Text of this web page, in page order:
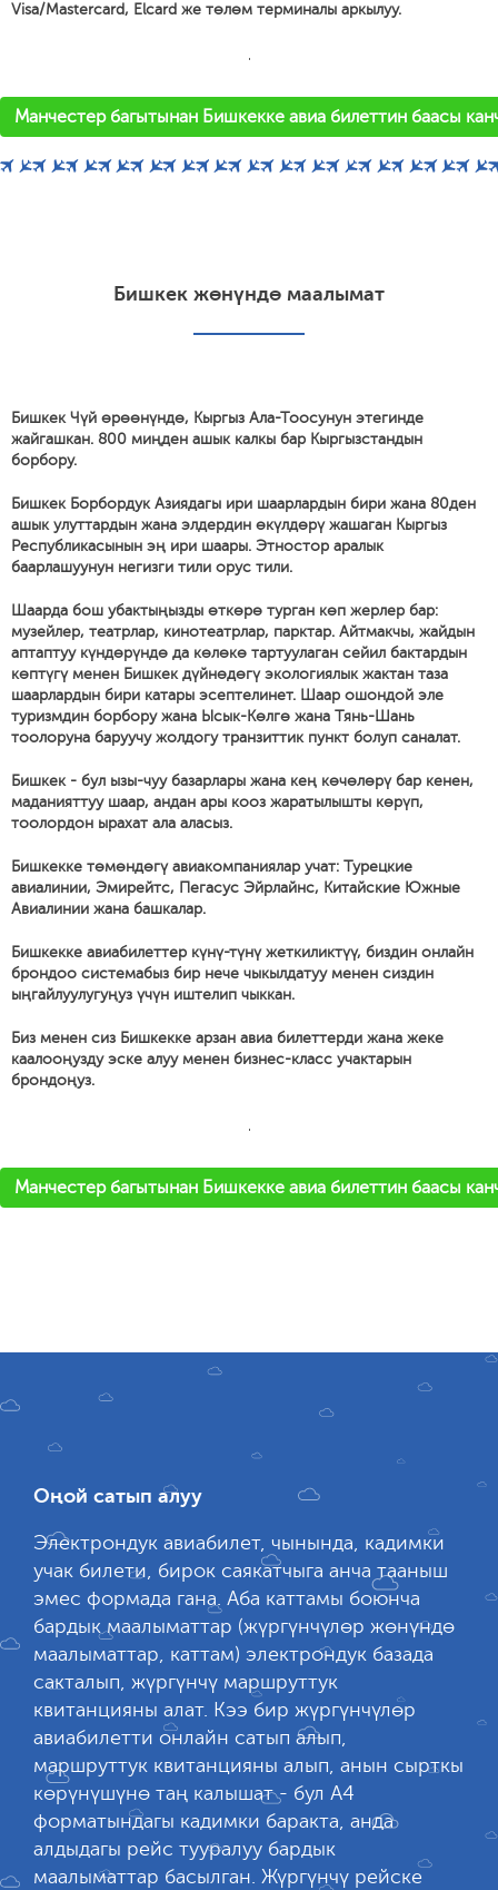
Visa/Mastercard, Elcard же төлөм терминалы аркылуу.
'
Манчестер багытынан Бишкекке авиа билеттин баасы
Бишкек жөнүндө маалымат
Бишкек Чүй өрөөнүндө, Кыргыз Ала-Тоосунун этегинде
жайгашкан. 800 миңден ашык калкы бар Кыргызстандын
борбору.
Бишкек Борбордук Азиядагы ири шаарлардын бири жана 80ден
ашык улуттардын жана элдердин өкүлдөрү жашаган Кыргыз
Республикасынын эң ири шаары. Этностор аралык
баарлашуунун негизги тили орус тили.
Шаарда бош убактыңызды өткөрө турган көп жерлер бар:
музейлер, театрлар, кинотеатрлар, парктар. Айтмакчы, жайдын
аптаптуу күндөрүндө да көлөкө тартуулаган сейил бактардын
көптүгү менен Бишкек дүйнөдөгү экологиялык жактан таза
шаарлардын бири катары эсептелинет. Шаар ошондой эле
туризмдин борбору жана Ысык-Көлгө жана Тянь-Шань
тоолоруна баруучу жолдогу транзиттик пункт болуп саналат.
Бишкек - бул ызы-чуу базарлары жана кең көчөлөрү бар кенен,
маданияттуу шаар, андан ары кооз жаратылышты көрүп,
тоолордон ырахат ала аласыз.
Бишкекке төмөндөгү авиакомпаниялар учат: Турецкие
авиалинии, Эмирейтс, Пегасус Эйрлайнс, Китайские Южные
Авиалинии жана башкалар.
Бишкекке авиабилеттер күнү-түнү жеткиликтүү, биздин онлайн
брондоо системабыз бир нече чыкылдатуу менен сиздин
ыңгайлуулугуңуз үчүн иштелип чыккан.
Биз менен сиз Бишкекке арзан авиа билеттерди жана жеке
каалооңузду эске алуу менен бизнес-класс учактарын
брондоңуз.
'
Манчестер багытынан Бишкекке авиа билеттин баасы
Оңой сатып алуу
Электрондук авиабилет, чынында, кадимки
учак билети, бирок саякатчыга анча тааныш
эмес формада гана. Аба каттамы боюнча
бардык маалыматтар (жүргүнчүлөр жөнүндө
маалыматтар, каттам) электрондук базада
сакталып, жүргүнчү маршруттук
квитанцияны алат. Кээ бир жүргүнчүлөр
авиабилетти онлайн сатып алып,
маршруттук квитанцияны алып, анын сырткы
көрүнүшүнө таң калышат - бул А4
форматындагы кадимки баракта, анда
алдыдагы рейс тууралуу бардык
маалыматтар басылган. Жүргүнчү рейске